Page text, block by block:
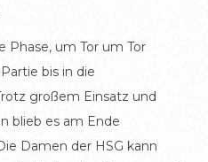
Phase, um Tor um Tor
bis in die
großem Einsatz und
blieb es am Ende
Damen der HSG kann